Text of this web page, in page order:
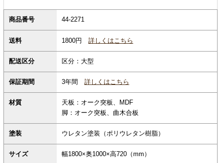
商品番号 44-2271
送料 1800円 詳しくはこちら
配送区分 区分：大型
保証期間 3年間 詳しくはこちら
材質
天板：オーク突板、MDF
脚：オーク突板、曲木合板
塗装 ウレタン塗装（ポリウレタン樹脂）
サイズ 幅1800×奥1000×高720（mm）